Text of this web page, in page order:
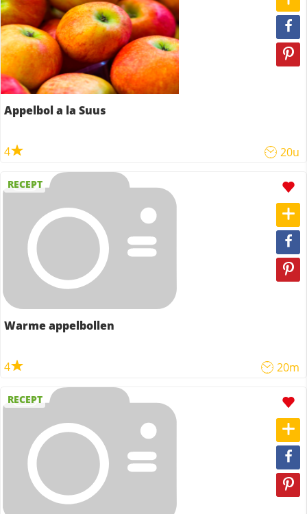
Appelbol a la Suus
4 20u
RECEPT
Warme appelbollen
4 20m
RECEPT